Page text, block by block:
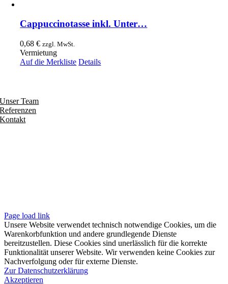
Cappuccinotasse inkl. Unter…
0,68€ zzgl. MwSt.
Vermietung
Auf die Merkliste Details
Unser Team
Referenzen
Kontakt
Page load link
Unsere Website verwendet technisch notwendige Cookies, um die
Warenkorbfunktion und andere grundlegende Dienste
bereitzustellen. Diese Cookies sind unerlässlich für die korrekte
Funktionalität unserer Website. Wir verwenden keine Cookies zur
Nachverfolgung oder für externe Dienste.
Zur Datenschutzerklärung
Akzeptieren